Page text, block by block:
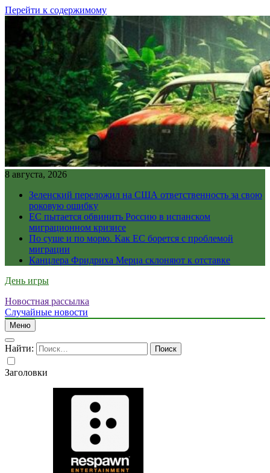
Перейти к содержимому
8 августа, 2026
Зеленский переложил на США ответственность за свою
роковую ошибку
ЕС пытается обвинить Россию в испанском
миграционном кризисе
По суше и по морю. Как ЕС борется с проблемой
миграции
Канцлера Фридриха Мерца склоняют к отставке
День игры
Новостная рассылка
Случайные новости
Меню
Найти:
Заголовки